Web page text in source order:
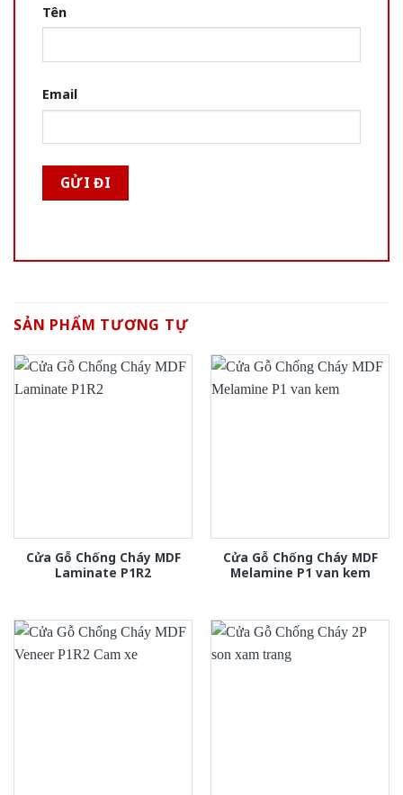
Tên
Email
SẢN PHẨM TƯƠNG TỰ
Cửa Gỗ Chống Cháy MDF
Laminate P1R2
Cửa Gỗ Chống Cháy MDF
Melamine P1 van kem